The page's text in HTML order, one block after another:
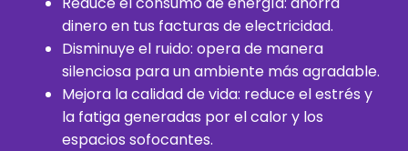
dinero en tus facturas de electricidad.
Disminuye el ruido: opera de manera
silenciosa para un ambiente más agradable.
Mejora la calidad de vida: reduce el estrés y
la fatiga generadas por el calor y los
espacios sofocantes.